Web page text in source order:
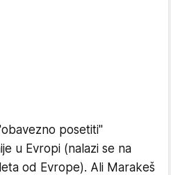
posetiti"
u Evropi (nalazi se na
od Evrope). Ali Marakeš